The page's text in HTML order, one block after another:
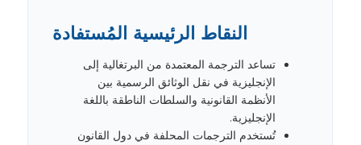
النقاط الرئيسية المُستفادة
تساعد الترجمة المعتمدة من البرتغالية إلى
الإنجليزية في نقل الوثائق الرسمية بين
الأنظمة القانونية والسلطات الناطقة باللغة
الإنجليزية.
تُستخدم الترجمات المحلفة في دول القانون